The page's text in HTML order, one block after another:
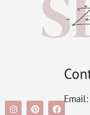
Email: